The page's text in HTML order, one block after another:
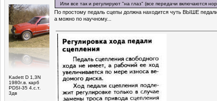
Kadett D 1,3N
1980г.в. карб
PDSI-35 4.с.т.
3дв
Или все так и регулируют "на глаз" (все передачи включаются
По простому педаль сцепы должна находится чуть ВЫШЕ
а можно по научному...